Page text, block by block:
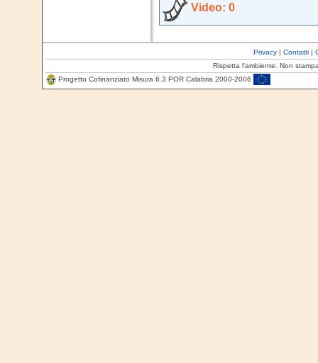
Video: 0
Privacy| Contatti|
Rispetta l'ambiente. Non
Progetto Cofinanziato Misura 6.3 POR Calabria 2000-2006